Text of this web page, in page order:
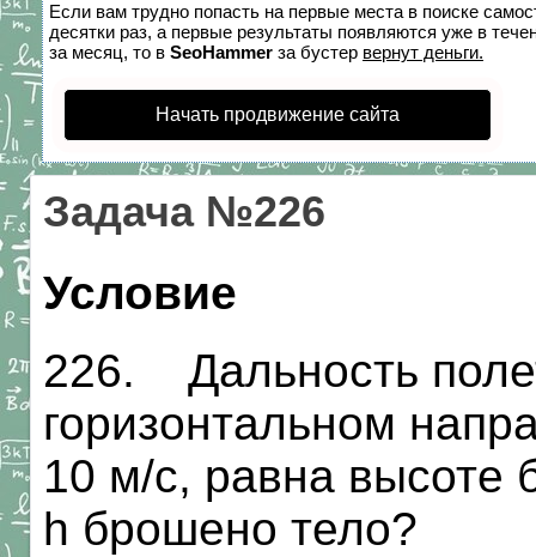
Если вам трудно попасть на первые места в поиске
десятки раз, а первые результаты появляются уже в
за месяц, то в SeoHammer за бустер вернут деньги.
Начать продвижение сайта
Задача №226
Условие
226. Дальность
горизонтальном
10 м/с, равна высоте
h брошено тело?